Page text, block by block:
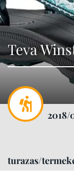
Teva
2018/
turazas/